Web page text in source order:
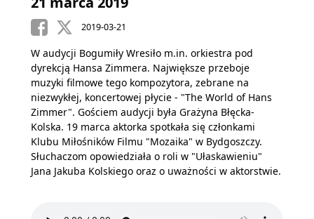
2019-03-21
W audycji Bogumiły Wresiło m.in. orkiestra pod
dyrekcją Hansa Zimmera. Największe przeboje
muzyki filmowe tego kompozytora, zebrane na
niezwykłej, koncertowej płycie - "The World of Hans
Zimmer". Gościem audycji była Grażyna Błęcka-
Kolska. 19 marca aktorka spotkała się członkami
Klubu Miłośników Filmu "Mozaika" w Bydgoszczy.
Słuchaczom opowiedziała o roli w "Ułaskawieniu"
Jana Jakuba Kolskiego oraz o uważności w aktorstwie.